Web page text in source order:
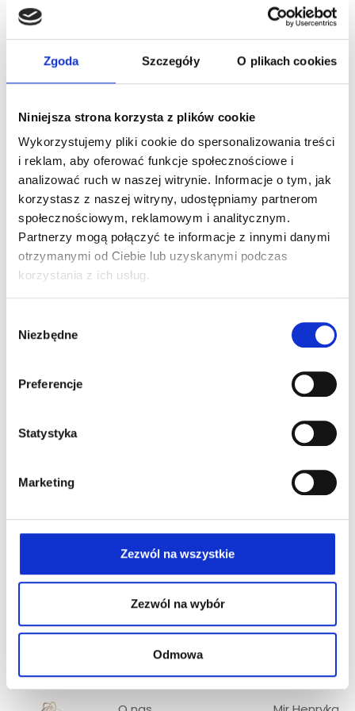
Zgoda Szczegóły O plikach cookies
Niniejsza strona korzysta z plików cookie
Wykorzystujemy pliki cookie do spersonalizowania treści
i reklam, aby oferować funkcje społecznościowe i
analizować ruch w naszej witrynie. Informacje o tym, jak
korzystasz z naszej witryny, udostępniamy partnerom
społecznościowym, reklamowym i analitycznym.
Partnerzy mogą połączyć te informacje z innymi danymi
otrzymanymi od Ciebie lub uzyskanymi podczas
korzystania z ich usług.
zgody
Niezbędne
Preferencje
Statystyka
Marketing
Zezwól na wszystkie
Zezwól na wybór
Odmowa
Ostatnie wpisy
Wiosenny ślub Marty i Kuby
Na czym warto zaoszczędzić
Jak wybrać tort weselny? Radzi Sama Słodycz.
Najnowsze komentarze
Kategorie
Porady ślubne